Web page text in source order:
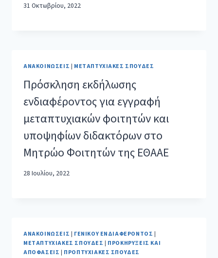
31 Οκτωβρίου, 2022
ΑΝΑΚΟΙΝΏΣΕΙΣ | ΜΕΤΑΠΤΥΧΙΑΚΈΣ ΣΠΟΥΔΈΣ
Πρόσκληση εκδήλωσης
ενδιαφέροντος για εγγραφή
μεταπτυχιακών φοιτητών και
υποψηφίων διδακτόρων στο
Μητρώο Φοιτητών της ΕΘΑΑΕ
28 Ιουλίου, 2022
ΑΝΑΚΟΙΝΏΣΕΙΣ ΓΕΝΙΚΟΎ ΕΝΔΙΑΦΈΡΟΝΤΟΣ
ΜΕΤΑΠΤΥΧΙΑΚΈΣ ΣΠΟΥΔΈΣ
ΠΡΟΚΗΡΎΞΕΙΣ ΚΑΙ
ΑΠΟΦΆΣΕΙΣ
ΠΡΟΠΤΥΧΙΑΚΈΣ ΣΠΟΥΔΈΣ